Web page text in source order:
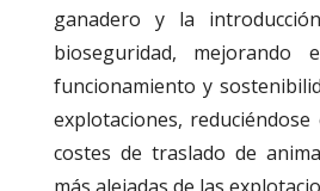
ganadero y la
bioseguridad,
funcionamiento y
explotaciones, reduciéndose
costes de traslado de